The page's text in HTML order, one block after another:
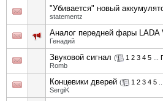
"Убивается" новый
statementz
Аналог передней фары LADA
Генадий
Звуковой сигнал ( 1 2 3 4 5
Romb
Концевики дверей ( 1 2 3 4 5
SergiK